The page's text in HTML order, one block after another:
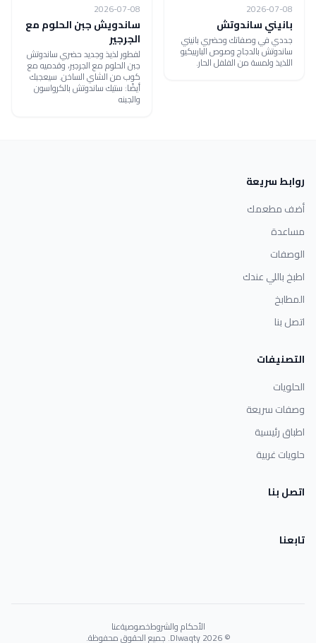
2026-07-08
بانيني ساندوتش
جددي في وصفاتك وحضري بانيني
ساندوتش بالدجاج وصوص الباربيكيو
اللذيذ ولمسة من الفلفل الحار.
2026-07-08
ساندويش جبن الحلوم مع
الجرجير
لفطور لذيذ وجديد حضري ساندوتش
جبن الحلوم مع الجرجير، وقدميه مع
كوب من الشاي الساخن. سيعجبك
أيضًا: ستيك ساندوتش بالكرواسون
والجبنه
روابط سريعة
أضف مطعمك
مساعدة
الوصفات
اطبخ باللي عندك
المطابخ
اتصل بنا
التصنيفات
الحلويات
وصفات سريعة
اطباق رئيسية
حلويات غربية
اتصل بنا
تابعنا
الأحكام والشروطخصوصيةعنا
© 2026 Dlwaqty. جميع الحقوق محفوظة.